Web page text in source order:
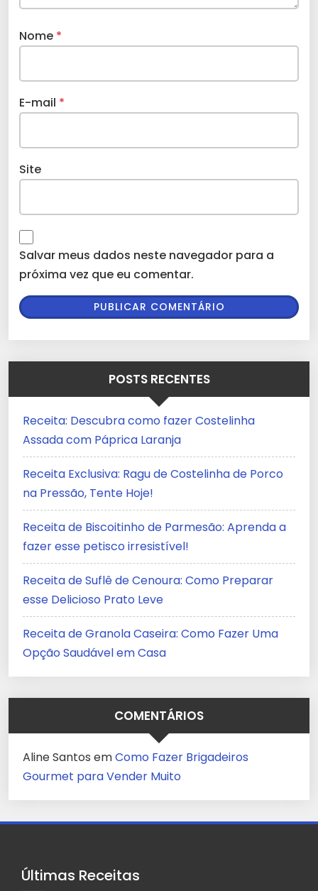
Nome *
E-mail *
Site
Salvar meus dados neste navegador para a
próxima vez que eu comentar.
POSTS RECENTES
Receita: Descubra como fazer Costelinha
Assada com Páprica Laranja
Receita Exclusiva: Ragu de Costelinha de Porco
na Pressão, Tente Hoje!
Receita de Biscoitinho de Parmesão: Aprenda a
fazer esse petisco irresistível!
Receita de Suflê de Cenoura: Como Preparar
esse Delicioso Prato Leve
Receita de Granola Caseira: Como Fazer Uma
Opção Saudável em Casa
COMENTÁRIOS
Aline Santos emComo Fazer Brigadeiros
Gourmet para Vender Muito
Últimas Receitas